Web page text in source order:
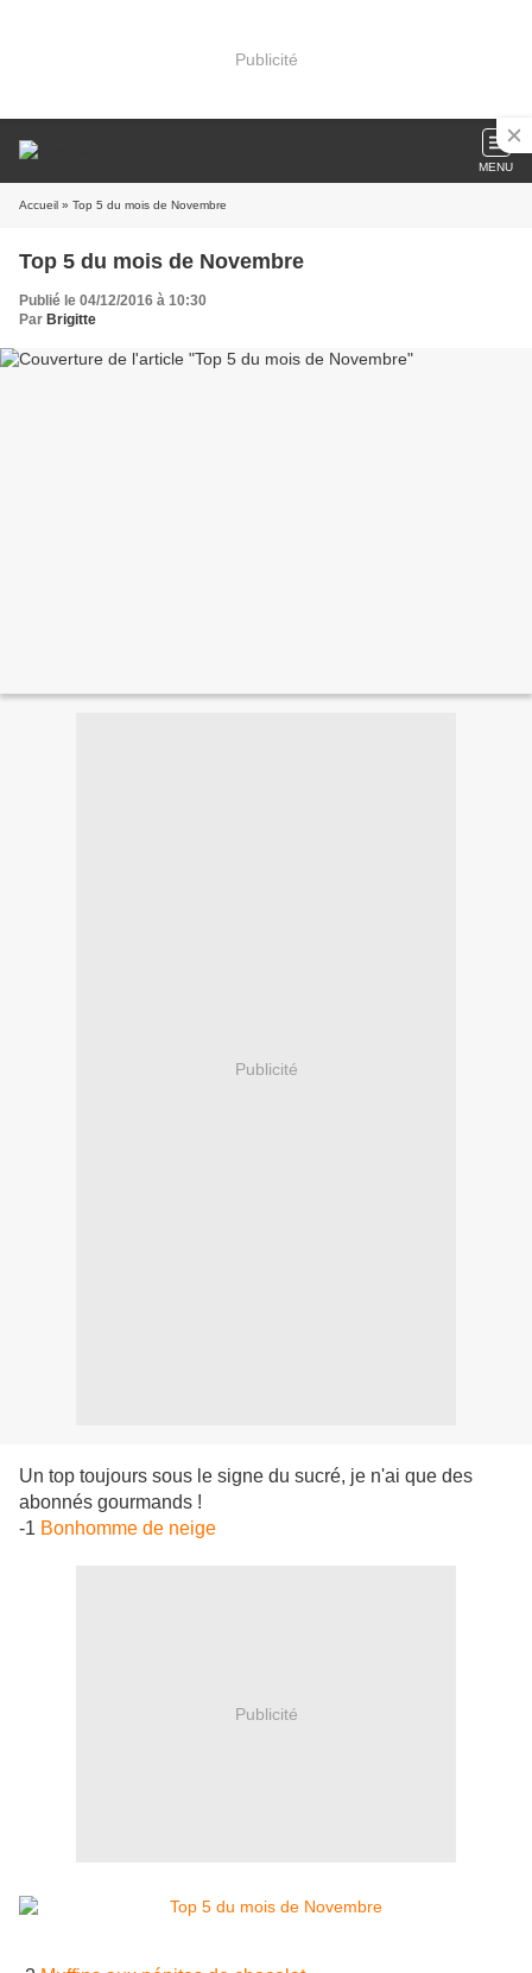
Publicité
MENU
Accueil » Top 5 du mois de Novembre
Top 5 du mois de Novembre
Publié le 04/12/2016 à 10:30
Par Brigitte
Publicité
Un top toujours sous le signe du sucré, je n'ai que des
abonnés gourmands !
-1 Bonhomme de neige
Publicité